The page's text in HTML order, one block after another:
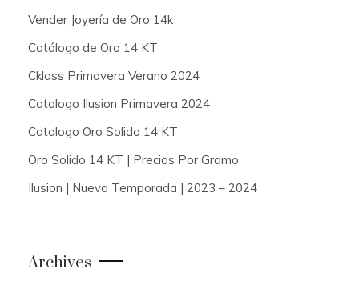
Vender Joyería de Oro 14k
Catálogo de Oro 14 KT
Cklass Primavera Verano 2024
Catalogo Ilusion Primavera 2024
Catalogo Oro Solido 14 KT
Oro Solido 14 KT | Precios Por Gramo
Ilusion | Nueva Temporada | 2023 – 2024
Archives